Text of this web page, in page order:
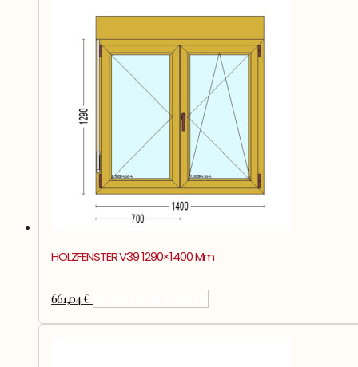
HOLZFENSTER V39 1290×1400 Mm
661,04€